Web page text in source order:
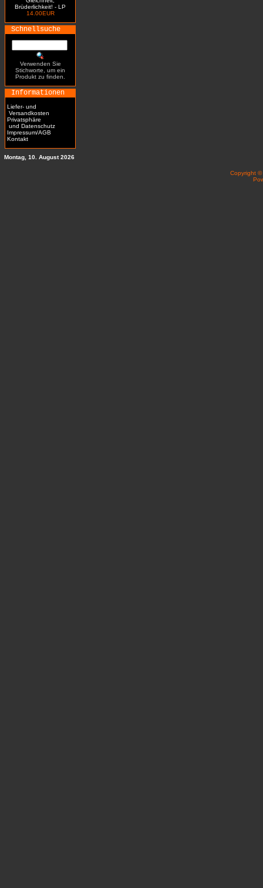
Brüderlichkeit! - LP
14.00EUR
Schnellsuche
Verwenden Sie
Stichworte, um ein
Produkt zu finden.
Informationen
Liefer- und
Versandkosten
Privatsphäre
und Datenschutz
Impressum/AGB
Kontakt
Montag, 10. August 2026
Copyright